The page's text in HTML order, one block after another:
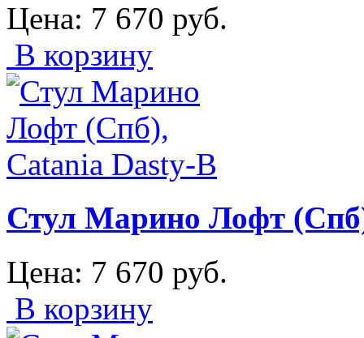
Цена: 7 670 руб.
В корзину
Стул Марино Лофт
Цена: 7 670 руб.
В корзину